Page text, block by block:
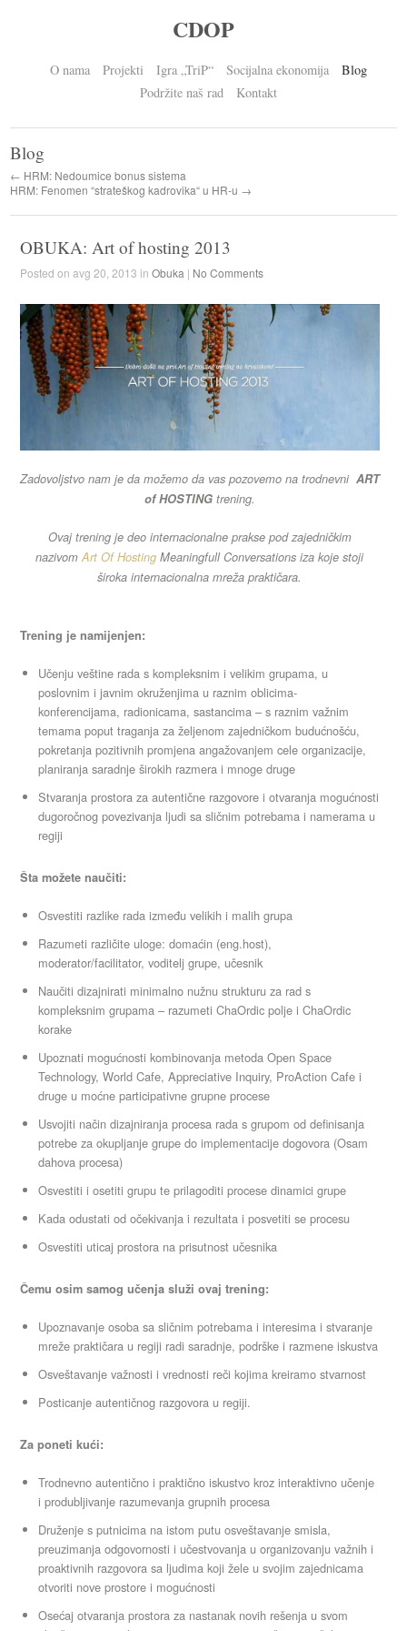
CDOP
O nama Projekti Igra „TriP“ Socijalna ekonomija
Blog
Podržite naš rad
Kontakt
Blog
← HRM: Nedoumice bonus sistema
HRM: Fenomen “strateškog kadrovika“ u HR-u →
OBUKA: Art of hosting 2013
Posted on avg 20, 2013 in Obuka | No Comments
Zadovoljstvo nam je da možemo da vas pozovemo na trodnevni ART
of HOSTINGtrening.
Ovaj trening je deo internacionalne prakse pod zajedničkim
nazivomArt Of Hosting Meaningfull Conversations iza koje stoji
široka internacionalna mreža praktičara.
Trening je namijenjen:
Učenju veštine rada s kompleksnim i velikim grupama, u
poslovnim i javnim okruženjima u raznim oblicima-
konferencijama, radionicama, sastancima – s raznim važnim
temama poput traganja za željenom zajedničkom budućnošću,
pokretanja pozitivnih promjena angažovanjem cele organizacije,
planiranja saradnje širokih razmera i mnoge druge
Stvaranja prostora za autentične razgovore i otvaranja mogućnosti
dugoročnog povezivanja ljudi sa sličnim potrebama i namerama u
regiji
Šta možete naučiti:
Osvestiti razlike rada između velikih i malih grupa
Razumeti različite uloge: domaćin (eng.host),
moderator/facilitator, voditelj grupe, učesnik
Naučiti dizajnirati minimalno nužnu strukturu za rad s
kompleksnim grupama – razumeti ChaOrdic polje i ChaOrdic
korake
Upoznati mogućnosti kombinovanja metoda Open Space
Technology, World Cafe, Appreciative Inquiry, ProAction Cafe i
druge u moćne participativne grupne procese
Usvojiti način dizajniranja procesa rada s grupom od definisanja
potrebe za okupljanje grupe do implementacije dogovora (Osam
dahova procesa)
Osvestiti i osetiti grupu te prilagoditi procese dinamici grupe
Kada odustati od očekivanja i rezultata i posvetiti se procesu
Osvestiti uticaj prostora na prisutnost učesnika
Čemu osim samog učenja služi ovaj trening:
Upoznavanje osoba sa sličnim potrebama i interesima i stvaranje
mreže praktičara u regiji radi saradnje, podrške i razmene iskustva
Osveštavanje važnosti i vrednosti reči kojima kreiramo stvarnost
Posticanje autentičnog razgovora u regiji.
Za poneti kući:
Trodnevno autentično i praktično iskustvo kroz interaktivno učenje
i produbljivanje razumevanja grupnih procesa
Druženje s putnicima na istom putu osveštavanje smisla,
preuzimanja odgovornosti i učestvovanja u organizovanju važnih i
proaktivnih razgovora sa ljudima koji žele u svojim zajednicama
otvoriti nove prostore i mogućnosti
Osećaj otvaranja prostora za nastanak novih rešenja u svom